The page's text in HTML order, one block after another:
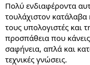
Πολύ ενδιαφέροντα
τουλάχιστον
τους υπολογιστές και
προσπάθεια που
σαφήνεια, απλά και
τεχνικές γνώσεις.